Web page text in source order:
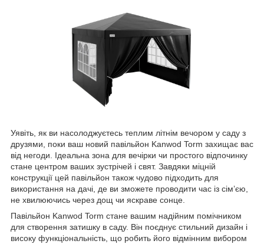
Уявіть, як ви насолоджуєтесь теплим літнім вечором у саду з
друзями, поки ваш новий павільйон Kanwod Torm захищає вас
від негоди. Ідеальна зона для вечірки чи простого відпочинку
стане центром ваших зустрічей і свят. Завдяки міцній
конструкції цей павільйон також чудово підходить для
використання на дачі, де ви зможете проводити час із сім’єю,
не хвилюючись через дощ чи яскраве сонце.
Павільйон Kanwod Torm стане вашим надійним помічником
для створення затишку в саду. Він поєднує стильний дизайн і
високу функціональність, що робить його відмінним вибором